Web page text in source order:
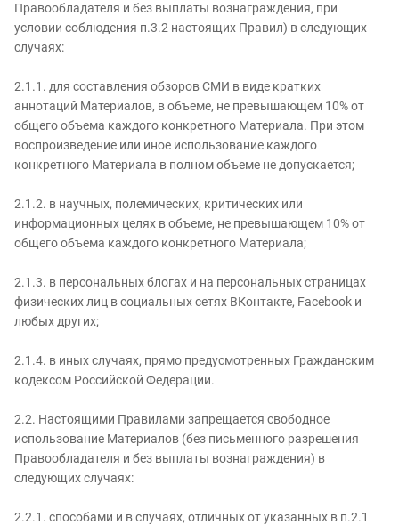
Правообладателя и без выплаты вознаграждения, при
условии соблюдения п.3.2 настоящих Правил) в следующих
случаях:
2.1.1. для составления обзоров СМИ в виде кратких
аннотаций Материалов, в объеме, не превышающем 10% от
общего объема каждого конкретного Материала. При этом
воспроизведение или иное использование каждого
конкретного Материала в полном объеме не допускается;
2.1.2. в научных, полемических, критических или
информационных целях в объеме, не превышающем 10% от
общего объема каждого конкретного Материала;
2.1.3. в персональных блогах и на персональных страницах
физических лиц в социальных сетях ВКонтакте, Facebook и
любых других;
2.1.4. в иных случаях, прямо предусмотренных Гражданским
кодексом Российской Федерации.
2.2. Настоящими Правилами запрещается свободное
использование Материалов (без письменного разрешения
Правообладателя и без выплаты вознаграждения) в
следующих случаях:
2.2.1. способами и в случаях, отличных от указанных в п.2.1